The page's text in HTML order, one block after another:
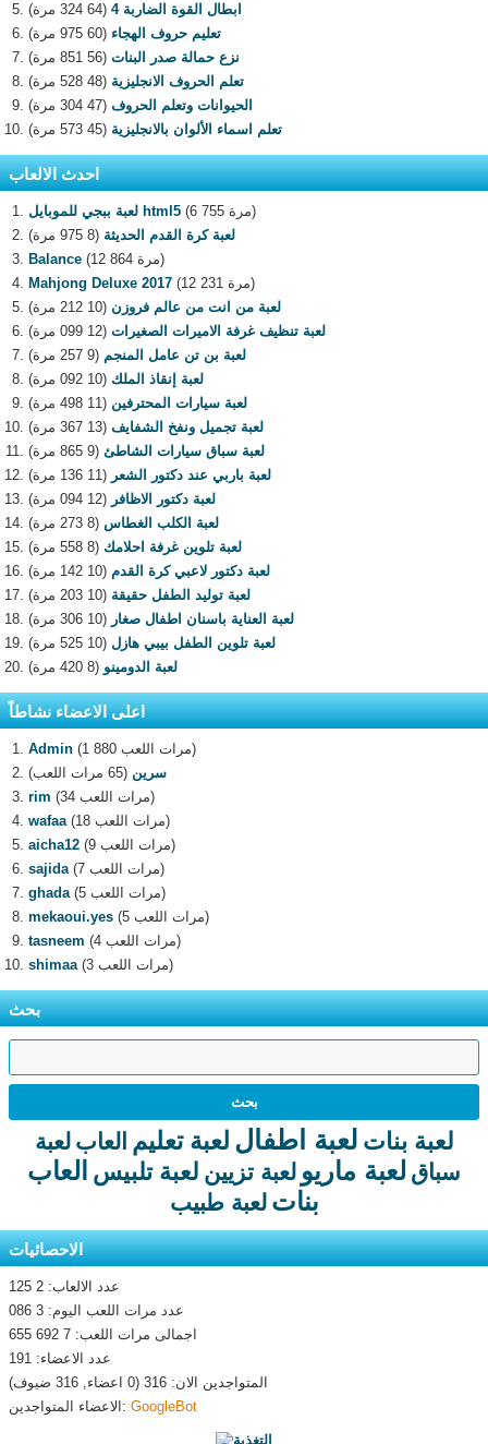
ابطال القوة الضاربة 4
(64 324 مرة)
تعليم حروف الهجاء (60 975 مرة)
نزع حمالة صدر البنات (56 851 مرة)
تعلم الحروف الانجليزية (48 528 مرة)
الحيوانات وتعلم الحروف (47 304 مرة)
تعلم اسماء الألوان بالانجليزية (45 573 مرة)
احدث الالعاب
لعبة ببجي للموبايل html5
(6 755 مرة)
لعبة كرة القدم الحديثة (8 975 مرة)
Balance
(12 864 مرة)
Mahjong Deluxe 2017
(12 231 مرة)
لعبة من انت من عالم فروزن (10 212 مرة)
لعبة تنظيف غرفة الاميرات الصغيرات (12 099 مرة)
لعبة بن تن عامل المنجم (9 257 مرة)
لعبة إنقاذ الملك (10 092 مرة)
لعبة سيارات المحترفين (11 498 مرة)
لعبة تجميل ونفخ الشفايف (13 367 مرة)
لعبة سباق سيارات الشاطئ (9 865 مرة)
لعبة باربي عند دكتور الشعر (11 136 مرة)
لعبة دكتور الاظافر (12 094 مرة)
لعبة الكلب الغطاس (8 273 مرة)
لعبة تلوين غرفة احلامك (8 558 مرة)
لعبة دكتور لاعبي كرة القدم (10 142 مرة)
لعبة توليد الطفل حقيقة (10 203 مرة)
لعبة العناية باسنان اطفال صغار (10 306 مرة)
لعبة تلوين الطفل بيبي هازل (10 525 مرة)
لعبة الدومينو (8 420 مرة)
اعلى الاعضاء نشاطاً
Admin
(1 880 مرات اللعب)
سرين (65 مرات اللعب)
rim
(34 مرات اللعب)
wafaa
(18 مرات اللعب)
aicha12
(9 مرات اللعب)
sajida
(7 مرات اللعب)
ghada
(5 مرات اللعب)
mekaoui.yes
(5 مرات اللعب)
tasneem
(4 مرات اللعب)
shimaa
(3 مرات اللعب)
بحث
لعبة بنات لعبة اطفال لعبة تعليم العاب لعبة
سباق لعبة ماريو لعبة تزيين لعبة تلبيس العاب
بنات لعبة طبيب
الاحصائيات
عدد الالعاب: 2 125
عدد مرات اللعب اليوم: 3 086
اجمالى مرات اللعب: 7 692 655
عدد الاعضاء: 191
المتواجدين الان: 316 (0 اعضاء, 316 ضيوف)
الاعضاء المتواجدين: GoogleBot